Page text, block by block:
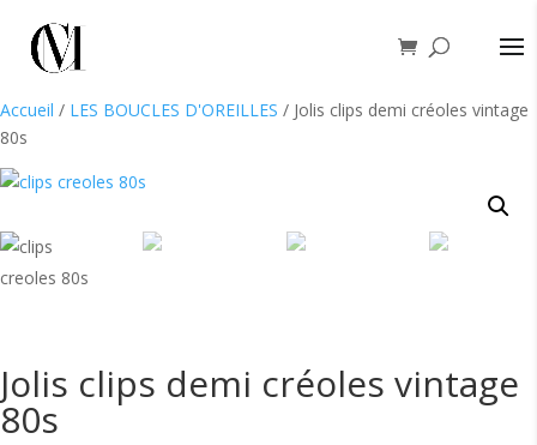
Accueil / LES BOUCLES D'OREILLES / Jolis clips demi créoles vintage
80s
Jolis clips demi créoles vintage
80s